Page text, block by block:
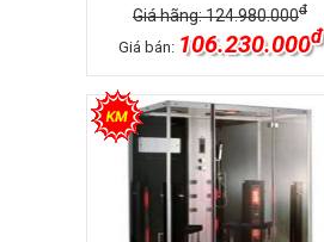
Giá hãng: 124.980.000đ
Giá bán: 106.230.000đ